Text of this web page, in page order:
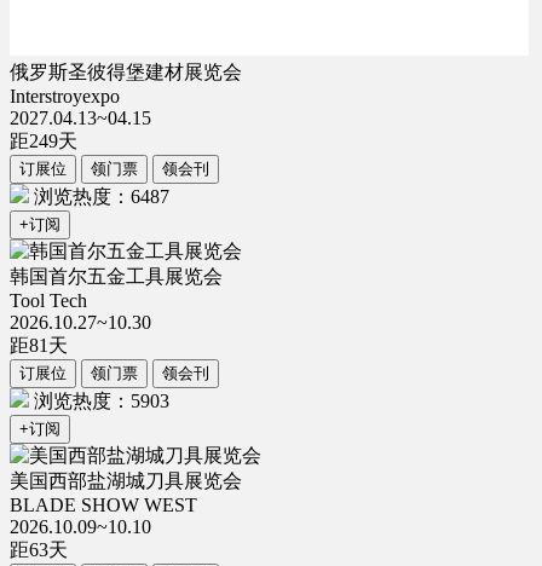
俄罗斯圣彼得堡建材展览会
Interstroyexpo
2027.04.13~04.15
距249天
订展位 领门票 领会刊
浏览热度：6487
+订阅
韩国首尔五金工具展览会
Tool Tech
2026.10.27~10.30
距81 天
订展位 领门票 领会刊
浏览热度：5903
+订阅
美国西部盐湖城刀具展览会
BLADE SHOW WEST
2026.10.09~10.10
距63天